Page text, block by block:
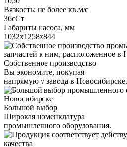
Вязкость: не более кв.м/с
36сСт
Габариты насоса, мм
1032х1258х844
Собственное производство
Вы экономите, покупая
напрямую у завода в Новосибирске.
Большой выбор
Широкая номенклатура
промышленного оборудования.